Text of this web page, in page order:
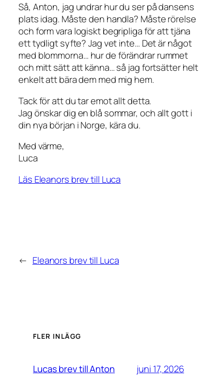
Så, Anton, jag undrar hur du ser på dansens
plats idag. Måste den handla? Måste rörelse
och form vara logiskt begripliga för att tjäna
ett tydligt syfte? Jag vet inte… Det är något
med blommorna… hur de förändrar rummet
och mitt sätt att känna… så jag fortsätter helt
enkelt att bära dem med mig hem.
Tack för att du tar emot allt detta.
Jag önskar dig en blå sommar, och allt gott i
din nya början i Norge, kära du.
Med värme,
Luca
Läs Eleanors brev till Luca
← Eleanors brev till Luca
FLER INLÄGG
Lucas brev till Anton juni 17, 2026